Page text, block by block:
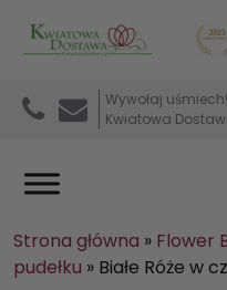
Kwiaciarnia
Wywołaj
Kwiatowa
Strona główna » Flower
pudełku » Białe Róże w